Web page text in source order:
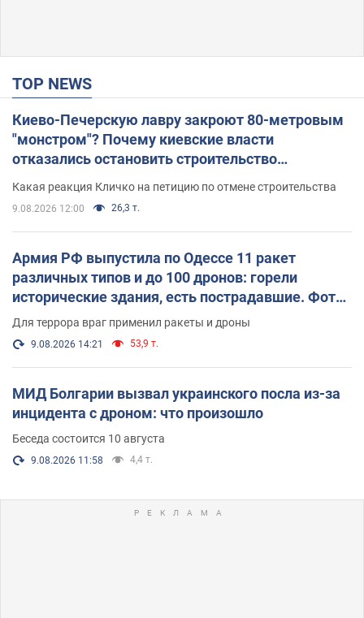
TOP NEWS
Киево-Печерскую лавру закроют 80-метровым
"монстром"? Почему киевские власти
отказались остановить строительство
Какая реакция Кличко на петицию по отмене строительства
9.08.2026 12:00 26,3 т.
Армия РФ выпустила по Одессе 11 ракет
различных типов и до 100 дронов: горели
исторические здания, есть пострадавшие. Фото
и видео
Для террора враг применил ракеты и дроны
9.08.2026 14:21 53,9 т.
МИД Болгарии вызвал украинского посла из-за
инцидента с дроном: что произошло
Беседа состоится 10 августа
9.08.2026 11:58 4,4 т.